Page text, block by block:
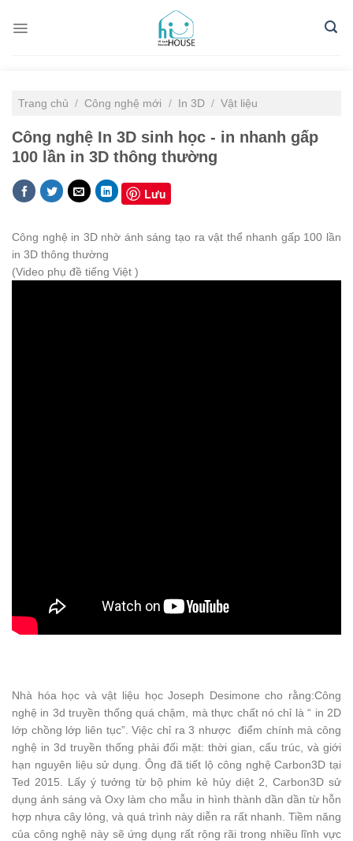
Trang chủ / Công nghệ mới / In 3D / Vật liệu
Công nghệ In 3D sinh học - in nhanh gấp
100 lần in 3D thông thường
Lưu
Công nghệ in 3D nhờ ánh sáng tạo ra vật thể nhanh gấp 100 lần
in 3D thông thường
(Video phụ đề tiếng Việt )
Nhà hóa học và vật liệu học Joseph Desimone cho rằng:Công
nghệ in 3d truyền thống quá chậm, mà thực chất nó chỉ là “ in 2D
lớp chồng lớp liên tục”. Việc chỉ ra 3 nhược điểm chính mà công
nghệ in 3d truyền thống phải đối mặt: thời gian, cấu trúc, và giới
hạn nguyên liệu sử dụng. Ông đã tiết lộ công nghệ Carbon3D tại
Ted 2015. Lấy ý tưởng từ bộ phim kẻ hủy diệt 2, Carbon3D sử
dụng ánh sáng và Oxy làm cho mẫu in hình thành dần dần từ hỗn
hợp nhựa cây lỏng, và quá trình này diễn ra rất nhanh. Tiềm năng
của công nghệ này sẽ ứng dụng rất rộng rãi trong nhiều lĩnh vực